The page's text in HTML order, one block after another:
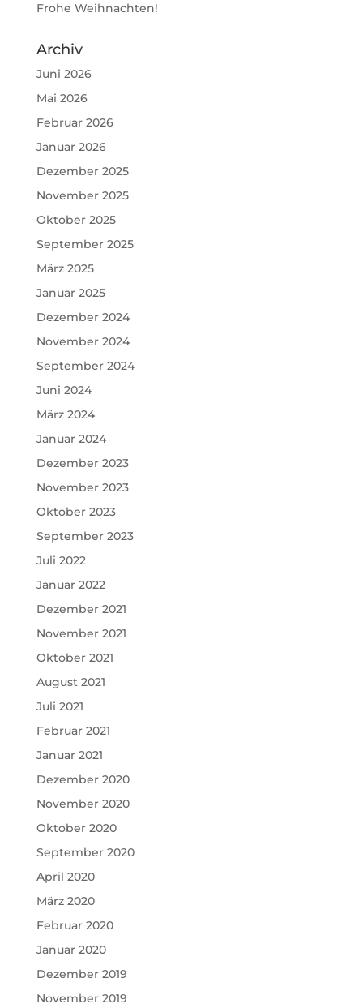
Frohe Weihnachten!
Archiv
Juni 2026
Mai 2026
Februar 2026
Januar 2026
Dezember 2025
November 2025
Oktober 2025
September 2025
März 2025
Januar 2025
Dezember 2024
November 2024
September 2024
Juni 2024
März 2024
Januar 2024
Dezember 2023
November 2023
Oktober 2023
September 2023
Juli 2022
Januar 2022
Dezember 2021
November 2021
Oktober 2021
August 2021
Juli 2021
Februar 2021
Januar 2021
Dezember 2020
November 2020
Oktober 2020
September 2020
April 2020
März 2020
Februar 2020
Januar 2020
Dezember 2019
November 2019